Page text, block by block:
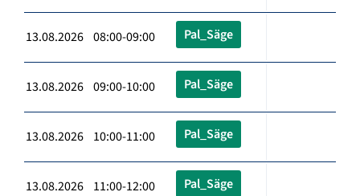
13.08.2026 08:00-09:00 Pal_Säge
13.08.2026 09:00-10:00 Pal_Säge
13.08.2026 10:00-11:00 Pal_Säge
13.08.2026 11:00-12:00 Pal_Säge